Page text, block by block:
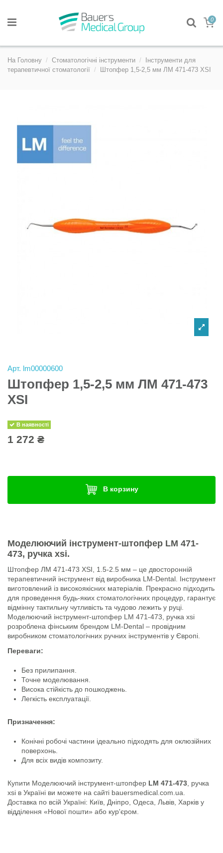
0
На Головну Стоматологічні інструменти
Інструменти для
терапевтичної стоматології
Штопфер 1,5-2,5 мм ЛМ 471-473 XSI
Арт. lm00000600
Штопфер 1,5-2,5 мм ЛМ 471-473
XSI
В наявності
1 272 ₴
В корзину
Моделюючий інструмент-штопфер LM 471-
473, ручка xsi.
Штопфер ЛМ 471-473 XSI, 1.5-2.5 мм – це двосторонній
терапевтичний інструмент від виробника LM-Dental. Інструмент
виготовлений із високоякісних матеріалів. Прекрасно підходить
для проведення будь-яких стоматологічних процедур, гарантує
відмінну тактильну чутливість та чудово лежить у руці.
Моделюючий інструмент-штопфер LM 471-473, ручка xsi
розроблена фінським брендом LM-Dental – провідним
виробником стоматологічних ручних інструментів у Європі.
Переваги:
Без прилипання.
Точне моделювання.
Висока стійкість до пошкоджень.
Легкість експлуатації.
Призначення:
Конічні робочі частини ідеально підходять для оклюзійних
поверхонь.
Для всіх видів композиту.
Купити Моделюючий інструмент-штопфер LM 471-473, ручка
xsi в Україні ви можете на сайті bauersmedical.com.ua.
Доставка по всій Україні: Київ, Дніпро, Одеса, Львів, Харків у
відділення «Нової пошти» або кур'єром.